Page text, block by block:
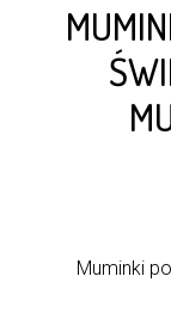
Muminki